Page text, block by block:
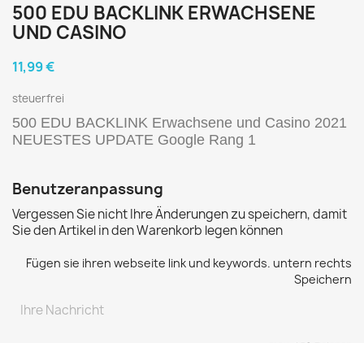
500 EDU BACKLINK ERWACHSENE
UND CASINO
11,99 €
steuerfrei
500 EDU BACKLINK Erwachsene und Casino 2021
NEUESTES UPDATE Google Rang 1
Benutzeranpassung
Vergessen Sie nicht Ihre Änderungen zu speichern, damit
Sie den Artikel in den Warenkorb legen können
Fügen sie ihren webseite link und keywords. untern rechts
Speichern